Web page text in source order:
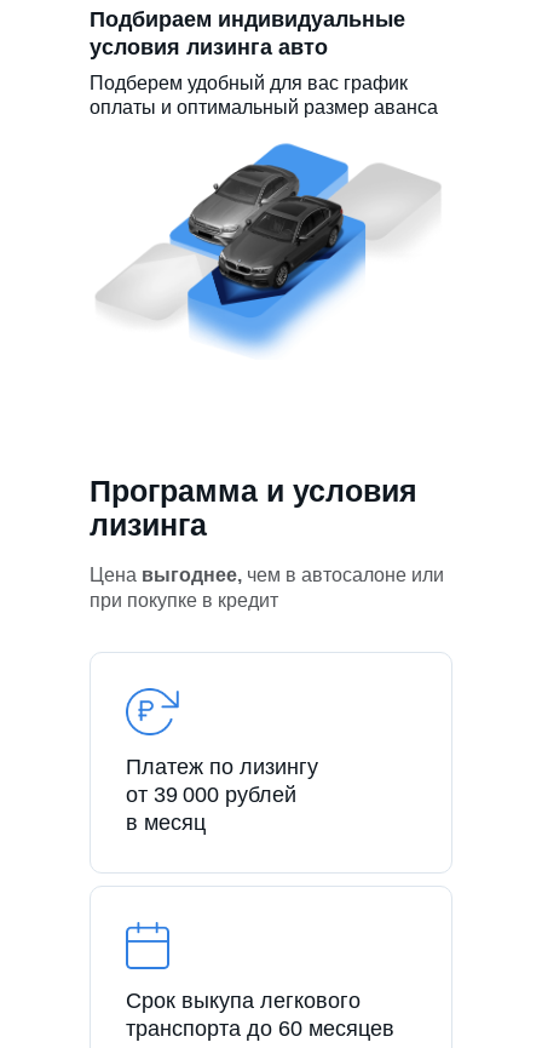
Подбираем индивидуальные
условия лизинга авто
Подберем удобный для вас график
оплаты и оптимальный размер аванса
Программа и условия
лизинга
Цена выгоднее, чем в автосалоне или
при покупке в кредит
Платеж по лизингу
от 39 000 рублей
в месяц
Срок выкупа легкового
транспорта до 60 месяцев